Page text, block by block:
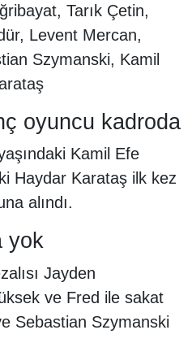
Tarık Çetin,
Levent Mercan,
Szymanski, Kamil
oyuncu kadroda
Kamil Efe
Haydar Karataş ilk kez
alındı.
yok
Jayden
ve Fred ile sakat
Sebastian Szymanski